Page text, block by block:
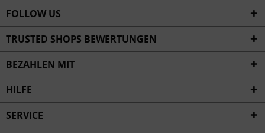
FOLLOW US
TRUSTED SHOPS BEWERTUNGEN
BEZAHLEN MIT
HILFE
SERVICE